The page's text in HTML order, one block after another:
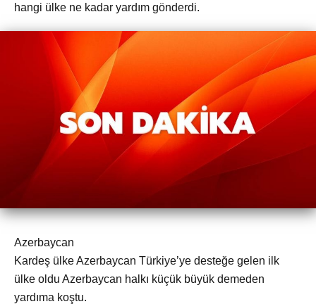
hangi ülke ne kadar yardım gönderdi.
Azerbaycan
Kardeş ülke Azerbaycan Türkiye’ye desteğe gelen ilk
ülke oldu Azerbaycan halkı küçük büyük demeden
yardıma koştu.